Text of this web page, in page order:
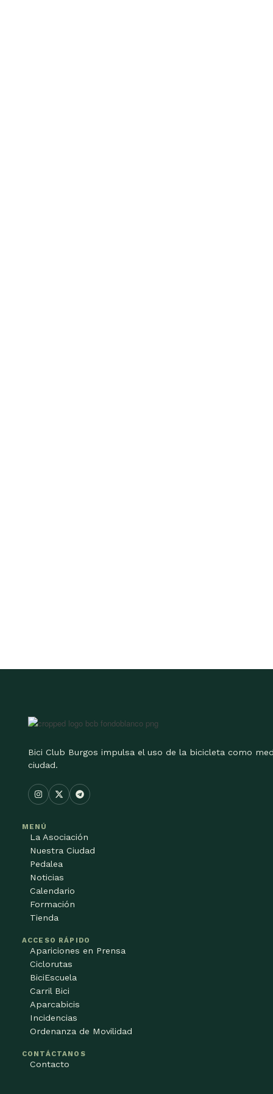
Bici Club Burgos impulsa el uso de la bicicleta como
ciudad.
MENÚ
La Asociación
Nuestra Ciudad
Pedalea
Noticias
Calendario
Formación
Tienda
ACCESO RÁPIDO
Apariciones en Prensa
Ciclorutas
BiciEscuela
Carril Bici
Aparcabicis
Incidencias
Ordenanza de Movilidad
CONTÁCTANOS
Contacto